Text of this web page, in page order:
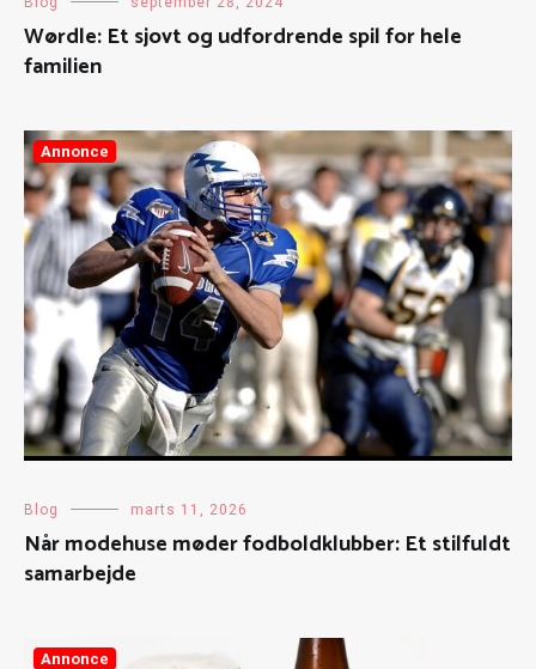
Wørdle: Et sjovt og udfordrende spil for hele
familien
Annonce
Blog marts 11, 2026
Når modehuse møder fodboldklubber: Et stilfuldt
samarbejde
Annonce